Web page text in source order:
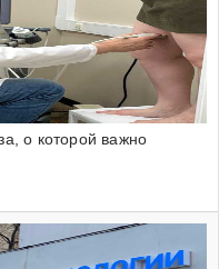
о которой важно